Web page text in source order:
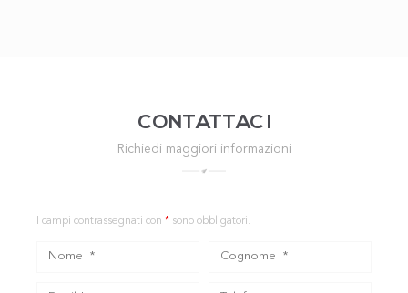
CONTATTAC I
Richiedi maggiori informazioni
I campi contrassegnati con * sono obbligatori.